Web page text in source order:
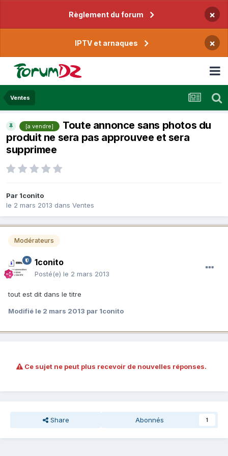
Règlement du forum ×
IPTV et arnaques ×
Ventes
[a vendre]
Toute annonce sans photos du
produit ne sera pas approuvee et sera
supprimee
Par 1conito
le 2 mars 2013 dans Ventes
Modérateurs
1conito
Posté(e) le 2 mars 2013
tout est dit dans le titre
Modifié le 2 mars 2013 par 1conito
Ce sujet ne peut plus recevoir de nouvelles réponses.
Share Abonnés 1